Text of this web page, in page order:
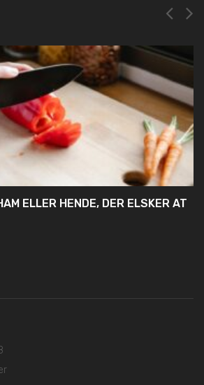
ELLER HENDE, DER ELSKER AT